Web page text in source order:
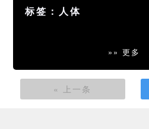
标签： 人体
»» 更多
« 上一条